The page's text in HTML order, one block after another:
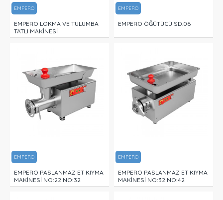
EMPERO
EMPERO LOKMA VE TULUMBA
TATLI MAKİNESİ
EMPERO
EMPERO ÖĞÜTÜCÜ SD.06
EMPERO
EMPERO PASLANMAZ ET KIYMA
MAKİNESİ NO:22 NO:32
EMPERO
EMPERO PASLANMAZ ET KIYMA
MAKİNESİ NO:32 NO:42